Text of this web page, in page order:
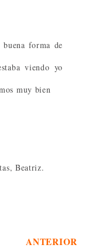
forma de
viendo yo
muy bien
Beatriz.
ANTERIOR